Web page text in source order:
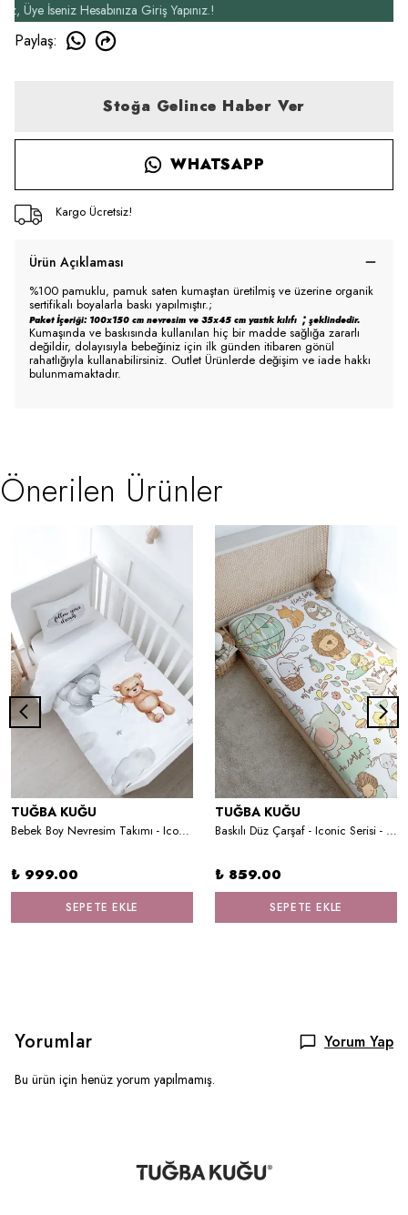
İseniz Hesabınıza Giriş Yapınız.!
Paylaş:
Stoğa Gelince Haber Ver
WHATSAPP
Kargo Ücretsiz!
Ürün Açıklaması
%100 pamuklu, pamuk saten kumaştan üretilmiş ve üzerine organik
sertifikalı boyalarla baskı yapılmıştır.;
Paket İçeriği: 100x150 cm nevresim ve 35x45 cm yastık kılıfı ; şeklindedir.
Kumaşında ve baskısında kullanılan hiç bir madde sağlığa zararlı
değildir, dolayısıyla bebeğiniz için ilk günden itibaren gönül
rahatlığıyla kullanabilirsiniz. Outlet Ürünlerde değişim ve iade hakkı
bulunmamaktadır.
Önerilen Ürünler
TUĞBA KUĞU
Bebek Boy Nevresim Takımı - Iconic Serisi - Balon Tutan Ayı
₺ 999.00
SEPETE EKLE
TUĞBA KUĞU
Baskılı Düz Çarşaf - Iconic Serisi - Sevimli Hayvanat Bahçesi
₺ 859.00
SEPETE EKLE
Yorumlar Yorum Yap
Bu ürün için henüz yorum yapılmamış.